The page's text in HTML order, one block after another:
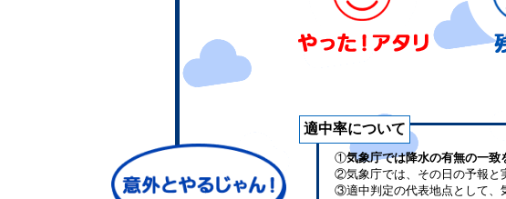
適中率について
①気象庁では降水の有無の一致
②気象庁では、その日の予報と
③適中判定の代表地点として、